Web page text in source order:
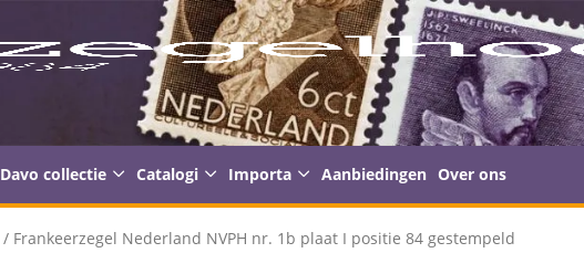
Davo collectie Catalogi Importa Aanbiedingen Over ons
/ Frankeerzegel Nederland NVPH nr. 1b plaat I positie 84 gestempeld